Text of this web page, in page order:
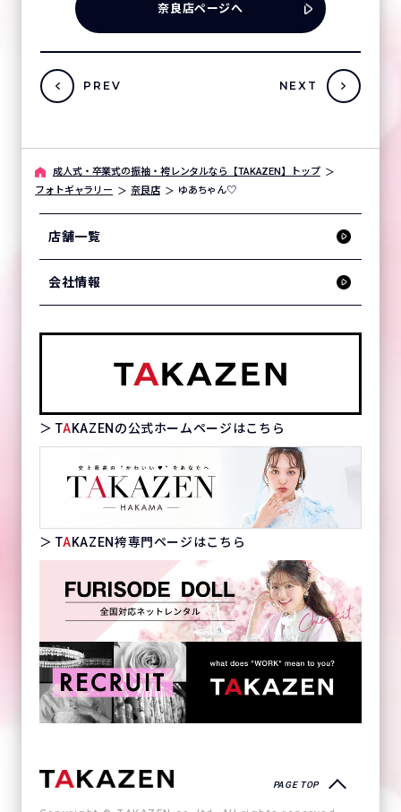
奈良店ページへ
PREV NEXT
成人式・卒業式の振袖・袴レンタルなら【TAKAZEN】トップ
フォトギャラリー
奈良店 ゆあちゃん♡
店舗一覧
会社情報
＞ TAKAZENの公式ホームページはこちら
＞ TAKAZEN袴専門ページはこちら
PAGE TOP